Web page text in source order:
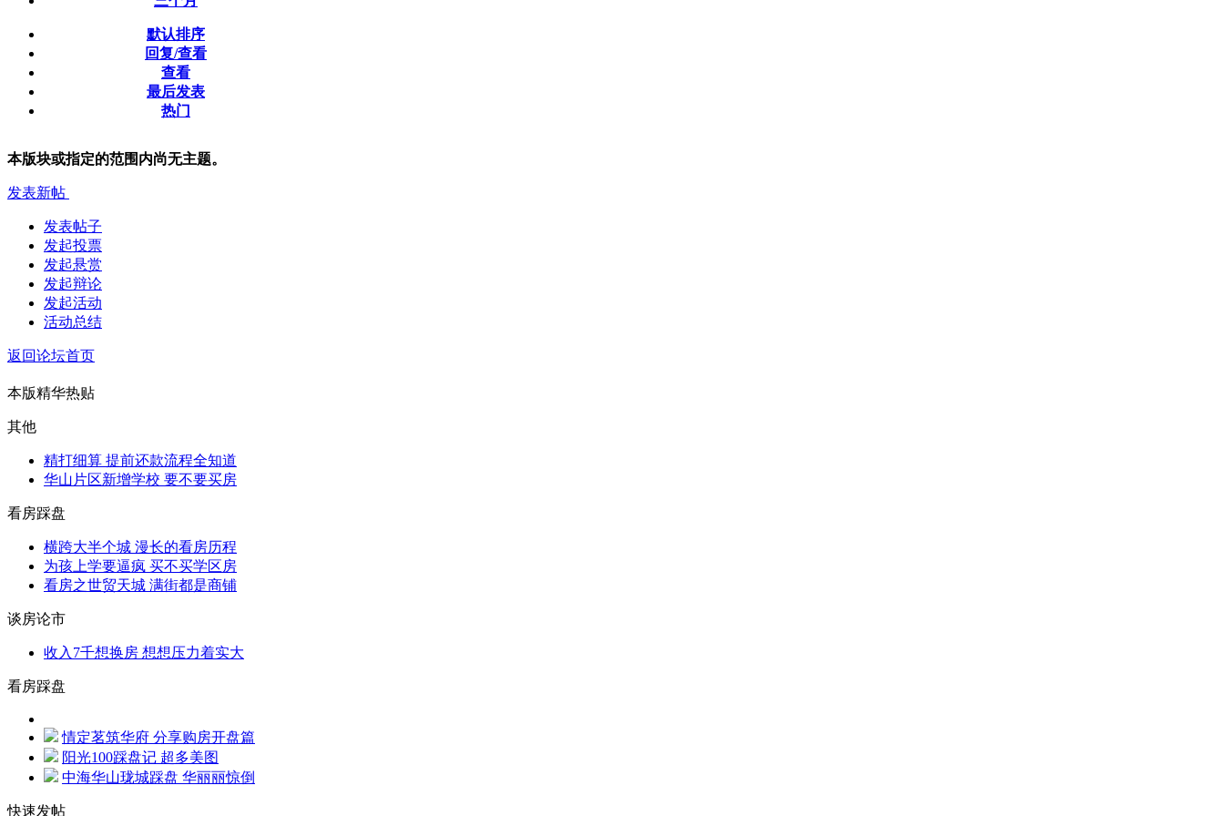
默认排序
回复/查看
查看
最后发表
热门
本版块或指定的范围内尚无主题。
发表新帖
发表帖子
发起投票
发起悬赏
发起辩论
发起活动
活动总结
返回论坛首页
本版精华热贴
其他
精打细算 提前还款流程全知道
华山片区新增学校 要不要买房
看房踩盘
横跨大半个城 漫长的看房历程
为孩上学要逼疯 买不买学区房
看房之世贸天城 满街都是商铺
谈房论市
收入7千想换房 想想压力着实大
看房踩盘
情定茗筑华府 分享购房开盘篇
阳光100踩盘记 超多美图
中海华山珑城踩盘 华丽丽惊倒
快速发帖